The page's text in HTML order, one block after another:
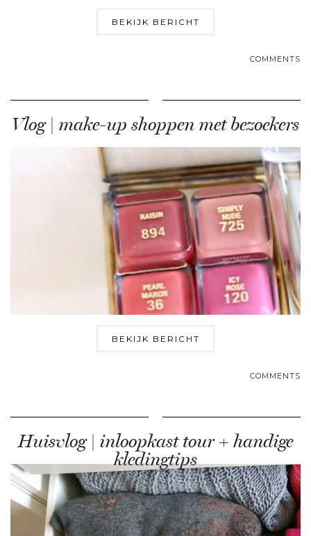
BEKIJK BERICHT
COMMENTS
Vlog | make-up shoppen met bezoekers
BEKIJK BERICHT
COMMENTS
Huisvlog | inloopkast tour + handige
kledingtips